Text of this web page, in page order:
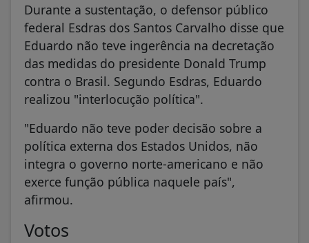
Durante a sustentação, o defensor público
federal Esdras dos Santos Carvalho disse que
Eduardo não teve ingerência na decretação
das medidas do presidente Donald Trump
contra o Brasil. Segundo Esdras, Eduardo
realizou "interlocução política".
"Eduardo não teve poder decisão sobre a
política externa dos Estados Unidos, não
integra o governo norte-americano e não
exerce função pública naquele país",
afirmou.
Votos